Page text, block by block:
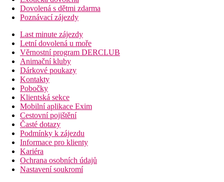
Dovolená s dětmi zdarma
Poznávací zájezdy
Last minute zájezdy
Letní dovolená u moře
Věrnostní program DERCLUB
Animační kluby
Dárkové poukazy
Kontakty
Pobočky
Klientská sekce
Mobilní aplikace Exim
Cestovní pojištění
Časté dotazy
Podmínky k zájezdu
Informace pro klienty
Kariéra
Ochrana osobních údajů
Nastavení soukromí